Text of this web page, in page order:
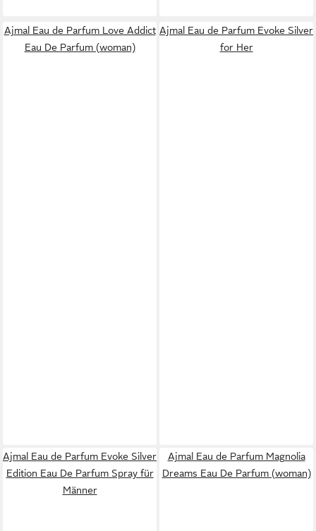
Ajmal Eau de Parfum Love Addict
Eau De Parfum (woman)
Ajmal Eau de Parfum Evoke Silver
for Her
Ajmal Eau de Parfum Evoke Silver
Edition Eau De Parfum Spray für
Männer
Ajmal Eau de Parfum Magnolia
Dreams Eau De Parfum (woman)